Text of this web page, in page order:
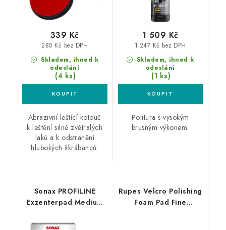
Skladem, ihned k
odeslání
(4 ks)
280 Kč bez DPH
339 Kč
Abrazivní leštící kotouč
k leštění silně zvětralých
laků a k odstranění
hlubokých škrábanců.
Skladem, ihned k
odeslání
(1 ks)
1 247 Kč bez DPH
1 509 Kč
Politura s vysokým
brusným výkonem.
Sonax PROFILINE
Exzenterpad Medium
kotouč
Rupes Velcro Polishing
Foam Pad Fine